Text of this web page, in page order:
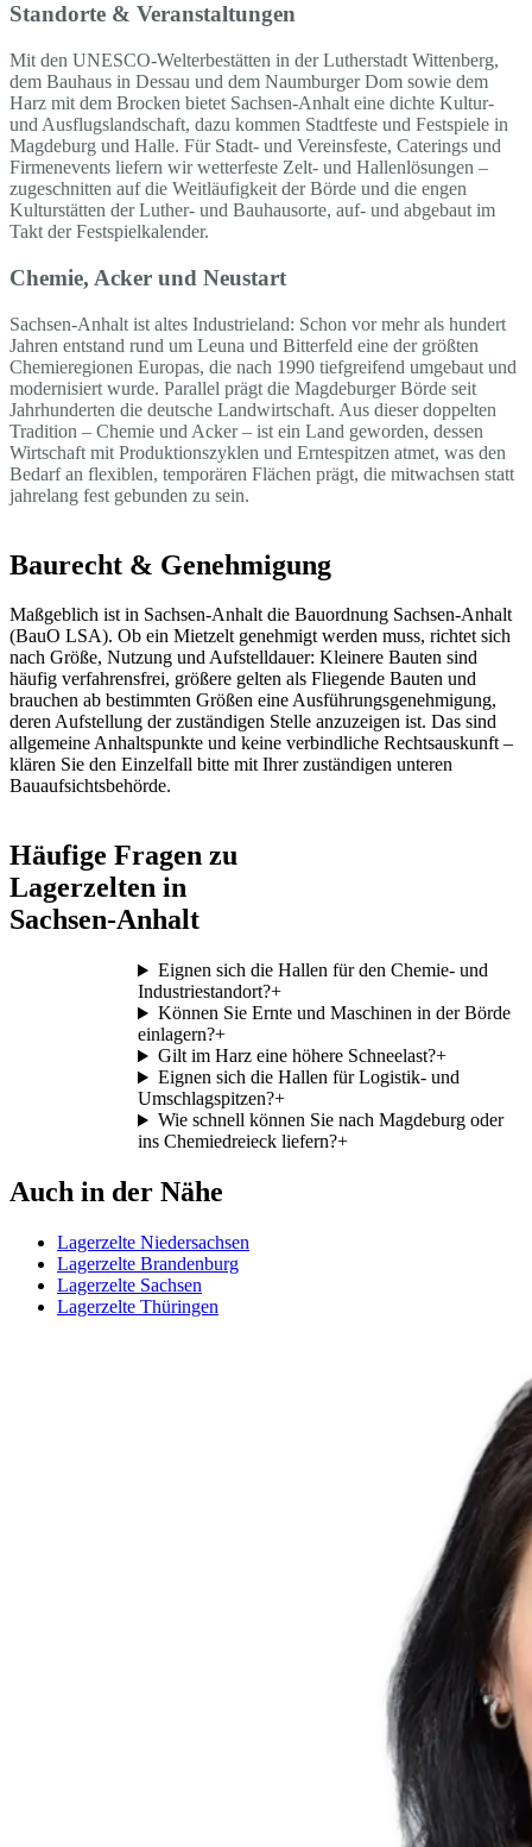
Standorte & Veranstaltungen
Mit den UNESCO-Welterbestätten in der Lutherstadt Wittenberg,
dem Bauhaus in Dessau und dem Naumburger Dom sowie dem
Harz mit dem Brocken bietet Sachsen-Anhalt eine dichte Kultur-
und Ausflugslandschaft, dazu kommen Stadtfeste und Festspiele in
Magdeburg und Halle. Für Stadt- und Vereinsfeste, Caterings und
Firmenevents liefern wir wetterfeste Zelt- und Hallenlösungen –
zugeschnitten auf die Weitläufigkeit der Börde und die engen
Kulturstätten der Luther- und Bauhausorte, auf- und abgebaut im
Takt der Festspielkalender.
Chemie, Acker und Neustart
Sachsen-Anhalt ist altes Industrieland: Schon vor mehr als hundert
Jahren entstand rund um Leuna und Bitterfeld eine der größten
Chemieregionen Europas, die nach 1990 tiefgreifend umgebaut und
modernisiert wurde. Parallel prägt die Magdeburger Börde seit
Jahrhunderten die deutsche Landwirtschaft. Aus dieser doppelten
Tradition – Chemie und Acker – ist ein Land geworden, dessen
Wirtschaft mit Produktionszyklen und Erntespitzen atmet, was den
Bedarf an flexiblen, temporären Flächen prägt, die mitwachsen statt
jahrelang fest gebunden zu sein.
Baurecht & Genehmigung
Maßgeblich ist in Sachsen-Anhalt die Bauordnung Sachsen-Anhalt
(BauO LSA). Ob ein Mietzelt genehmigt werden muss, richtet sich
nach Größe, Nutzung und Aufstelldauer: Kleinere Bauten sind
häufig verfahrensfrei, größere gelten als Fliegende Bauten und
brauchen ab bestimmten Größen eine Ausführungsgenehmigung,
deren Aufstellung der zuständigen Stelle anzuzeigen ist. Das sind
allgemeine Anhaltspunkte und keine verbindliche Rechtsauskunft –
klären Sie den Einzelfall bitte mit Ihrer zuständigen unteren
Bauaufsichtsbehörde.
Häufige Fragen zu
Lagerzelten in
Sachsen-Anhalt
Eignen sich die Hallen für den Chemie- und
Industriestandort?+
Können Sie Ernte und Maschinen in der Börde
einlagern?+
Gilt im Harz eine höhere Schneelast?+
Eignen sich die Hallen für Logistik- und
Umschlagspitzen?+
Wie schnell können Sie nach Magdeburg oder
ins Chemiedreieck liefern?+
Auch in der Nähe
Lagerzelte Niedersachsen
Lagerzelte Brandenburg
Lagerzelte Sachsen
Lagerzelte Thüringen